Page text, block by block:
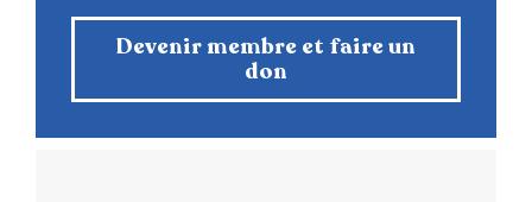
Devenir membre et faire un
don